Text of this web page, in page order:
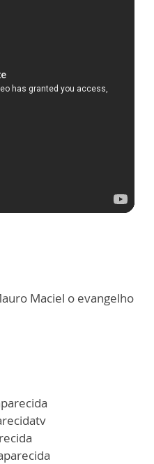
Maciel o evangelho